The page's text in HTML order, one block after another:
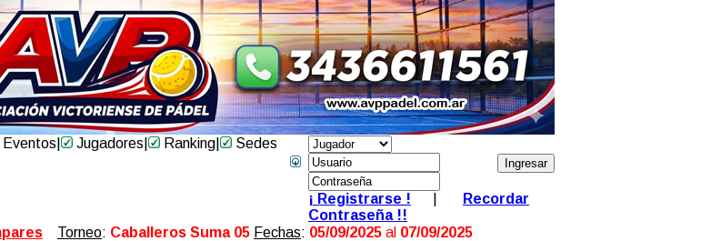
Eventos Jugadores Ranking Sedes
¡ Registrarse !
Recordar
Contraseña !!
Torneo: Caballeros Suma 05 Fechas: 05/09/2025 al 07/09/2025